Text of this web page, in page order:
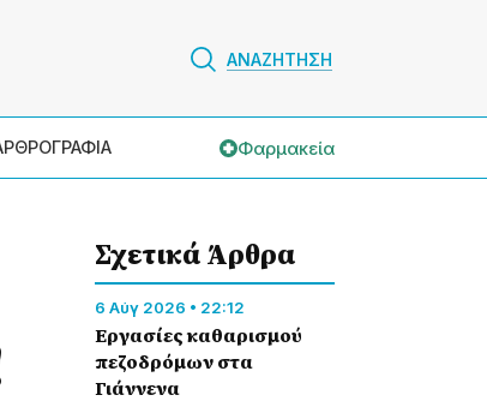
ΑΝΑΖΗΤΗΣΗ
Φαρμακεία
Σχετικά Άρθρα
6 Αύγ 2026 • 22:12
Εργασίες καθαρισμού
πεζοδρόμων στα
Γιάννενα